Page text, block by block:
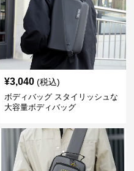
¥3,040 (税込)
ボディバッグ スタイリッシュな
大容量ボディバッグ